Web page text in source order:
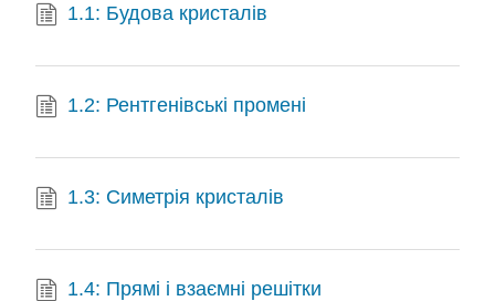
1.1: Будова кристалів
1.2: Рентгенівські промені
1.3: Симетрія кристалів
1.4: Прямі і взаємні решітки